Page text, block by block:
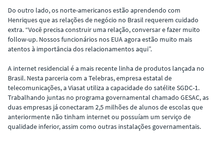
Do outro lado, os norte-americanos estão aprendendo com
Henriques que as relações de negócio no Brasil requerem cuidado
extra. “Você precisa construir uma relação, conversar e fazer muito
follow-up. Nossos funcionários nos EUA agora estão muito mais
atentos à importância dos relacionamentos aqui”.
A internet residencial é a mais recente linha de produtos lançada no
Brasil. Nesta parceria com a Telebras, empresa estatal de
telecomunicações, a Viasat utiliza a capacidade do satélite SGDC-1.
Trabalhando juntas no programa governamental chamado GESAC, as
duas empresas já conectaram 2,5 milhões de alunos de escolas que
anteriormente não tinham internet ou possuíam um serviço de
qualidade inferior, assim como outras instalações governamentais.